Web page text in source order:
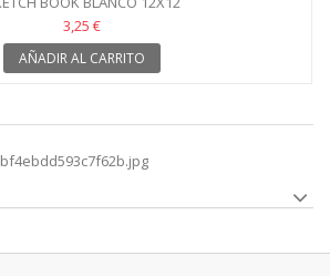
3,25 €
AÑADIR AL CARRITO